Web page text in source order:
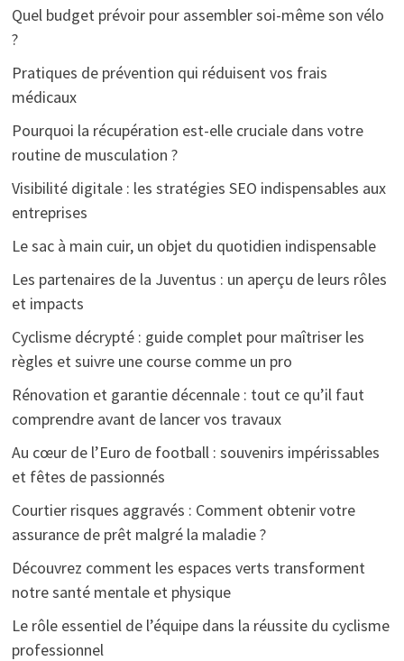
Quel budget prévoir pour assembler soi-même son vélo
?
Pratiques de prévention qui réduisent vos frais
médicaux
Pourquoi la récupération est-elle cruciale dans votre
routine de musculation ?
Visibilité digitale : les stratégies SEO indispensables aux
entreprises
Le sac à main cuir, un objet du quotidien indispensable
Les partenaires de la Juventus : un aperçu de leurs rôles
et impacts
Cyclisme décrypté : guide complet pour maîtriser les
règles et suivre une course comme un pro
Rénovation et garantie décennale : tout ce qu’il faut
comprendre avant de lancer vos travaux
Au cœur de l’Euro de football : souvenirs impérissables
et fêtes de passionnés
Courtier risques aggravés : Comment obtenir votre
assurance de prêt malgré la maladie ?
Découvrez comment les espaces verts transforment
notre santé mentale et physique
Le rôle essentiel de l’équipe dans la réussite du cyclisme
professionnel